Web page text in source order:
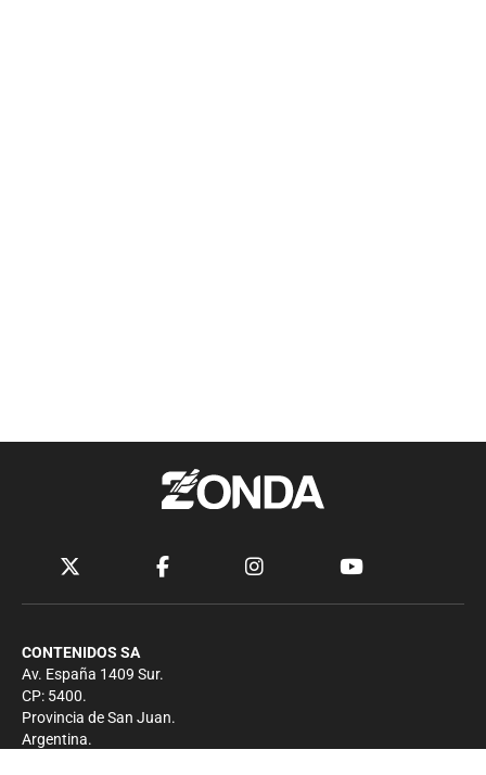
CONTENIDOS SA
Av. España 1409 Sur.
CP: 5400.
Provincia de San Juan.
Argentina.